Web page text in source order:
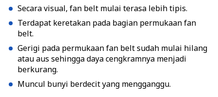
Secara visual, fan belt mulai terasa lebih tipis.
Terdapat keretakan pada bagian permukaan fan
belt.
Gerigi pada permukaan fan belt sudah mulai hilang
atau aus sehingga daya cengkramnya menjadi
berkurang.
Muncul bunyi berdecit yang mengganggu.